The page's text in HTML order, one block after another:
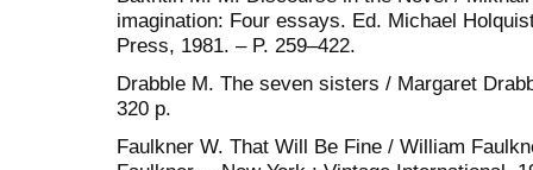
imagination: Four essays. Ed. Michael
Press, 1981. – P. 259–422.
Drabble M. The seven sisters / Margaret
320 p.
Faulkner W. That Will Be Fine / William